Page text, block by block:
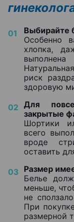
Выбирайте
Особенно
хлопка,
риск
здоровую
Для
закрытые
Шортики
всего
вроде
оставить
Размер
Белье
меньше,
не
При
размерной